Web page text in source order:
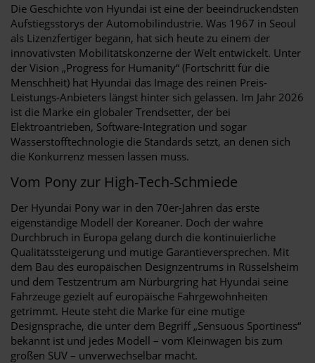
Die Geschichte von Hyundai ist eine der beeindruckendsten
Aufstiegsstorys der Automobilindustrie. Was 1967 in Seoul
als Lizenzfertiger begann, hat sich heute zu einem der
innovativsten Mobilitätskonzerne der Welt entwickelt. Unter
der Vision „Progress for Humanity“ (Fortschritt für die
Menschheit) hat Hyundai das Image des reinen Preis-
Leistungs-Anbieters längst hinter sich gelassen. Im Jahr 2026
ist die Marke ein globaler Trendsetter, der bei
Elektroantrieben, Software-Integration und sogar
Wasserstofftechnologie die Standards setzt, an denen sich
die Konkurrenz messen lassen muss.
Vom Pony zur High-Tech-Schmiede
Der Hyundai Pony war in den 70er-Jahren das erste
eigenständige Modell der Koreaner. Doch der wahre
Durchbruch in Europa gelang durch die kontinuierliche
Qualitätssteigerung und mutige Garantieversprechen. Mit
dem Bau des europäischen Designzentrums in Rüsselsheim
und dem Testzentrum am Nürburgring hat Hyundai seine
Fahrzeuge gezielt auf europäische Fahrgewohnheiten
getrimmt. Heute steht die Marke für eine mutige
Designsprache, die unter dem Begriff „Sensuous Sportiness“
bekannt ist und jedes Modell – vom Kleinwagen bis zum
großen SUV – unverwechselbar macht.